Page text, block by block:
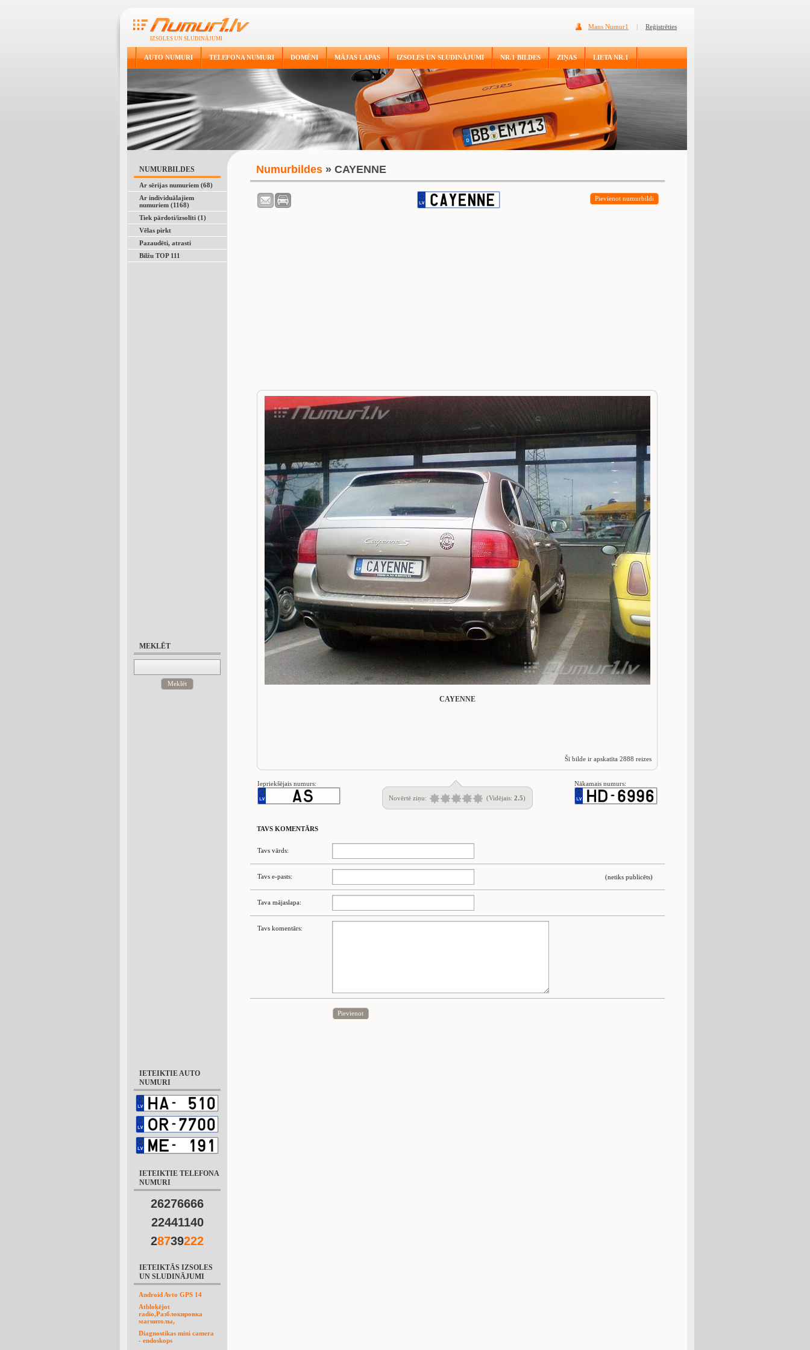
Mans Numur1 | Reģistrēties
IZSOLES UN SLUDINĀJUMI
AUTO NUMURI TELEFONA NUMURI DOMĒNI MĀJAS LAPAS IZSOLES UN SLUDINĀJUMI NR.1 BILDES ZIŅAS LIETA NR.1
NUMURBILDES
Ar sērijas numuriem (68)
Ar individuālajiem
numuriem (1168)
Tiek pārdoti/izsolīti (1)
Vēlas pirkt
Pazaudēti, atrasti
Bilžu TOP 111
MEKLĒT
Meklēt
IETEIKTIE AUTO
NUMURI
IETEIKTIE TELEFONA
NUMURI
26276666
22441140
28739222
IETEIKTĀS IZSOLES
UN SLUDINĀJUMI
Android Avto GPS 14
Atbloķējot
radio,Разблокировка
магнитолы,
Diagnostikas mini camera
- endoskops
Numurbildes» CAYENNE
Pievienot numurbildi
CAYENNE
Šī bilde ir apskatīta 2888 reizes
Iepriekšējais numurs:
Nākamais numurs:
Novērtē ziņu:
(Vidējais: 2.5)
TAVS KOMENTĀRS
Tavs vārds:
(netiks publicēts)
Tavs e-pasts:
Tava mājaslapa:
Tavs komentārs:
Pievienot